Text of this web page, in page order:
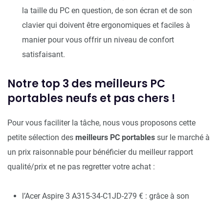
la taille du PC en question, de son écran et de son
clavier qui doivent être ergonomiques et faciles à
manier pour vous offrir un niveau de confort
satisfaisant.
Notre top 3 des meilleurs PC
portables neufs et pas chers !
Pour vous faciliter la tâche, nous vous proposons cette
petite sélection des meilleurs PC portables sur le marché à
un prix raisonnable pour bénéficier du meilleur rapport
qualité/prix et ne pas regretter votre achat :
l’Acer Aspire 3 A315-34-C1JD-279 € : grâce à son